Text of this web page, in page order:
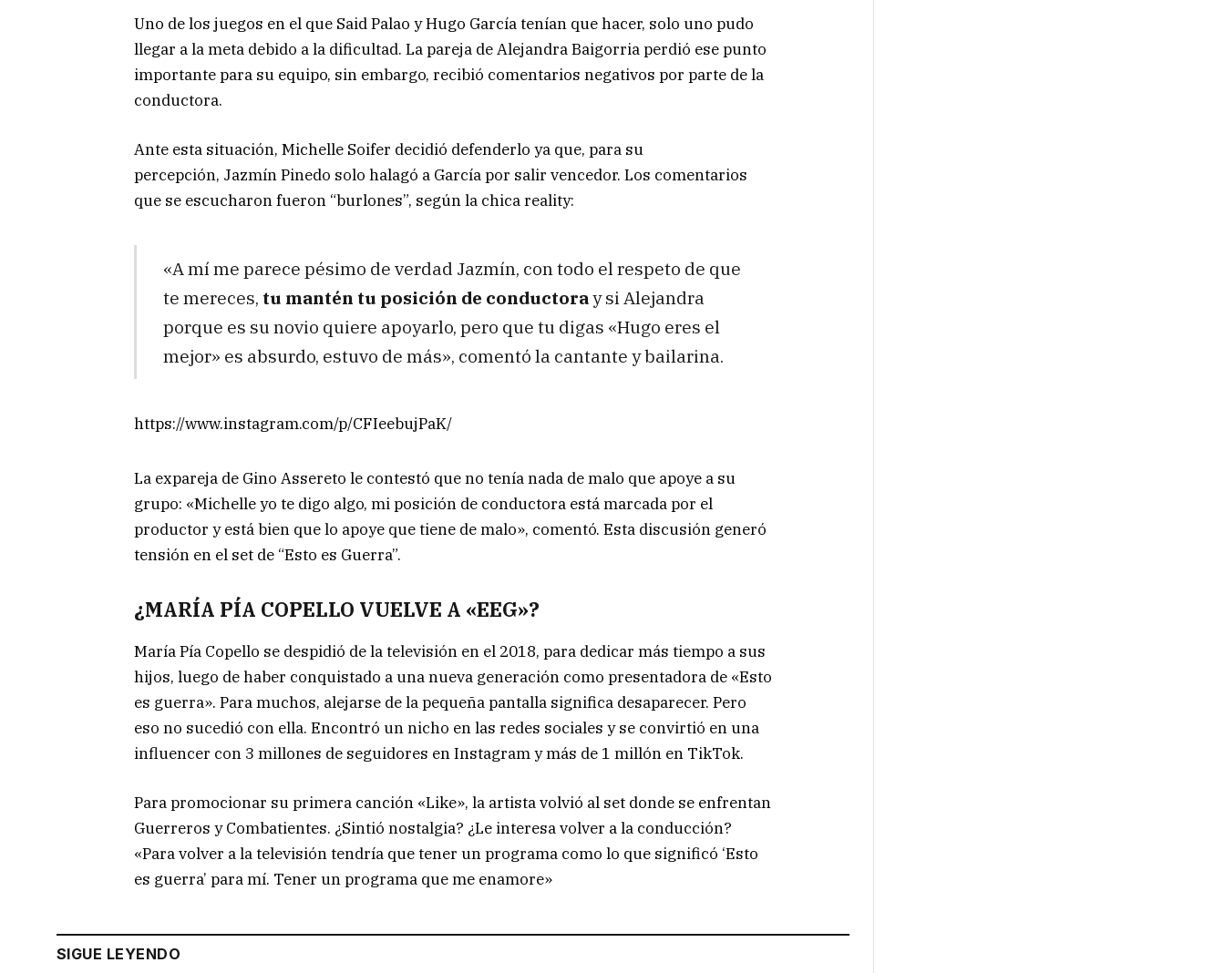
Uno de los juegos en el que Said Palao y Hugo García tenían que hacer, solo uno pudo
llegar a la meta debido a la dificultad. La pareja de Alejandra Baigorria perdió ese punto
importante para su equipo, sin embargo, recibió comentarios negativos por parte de la
conductora.
Ante esta situación, Michelle Soifer decidió defenderlo ya que, para su
percepción, Jazmín Pinedo solo halagó a García por salir vencedor. Los comentarios
que se escucharon fueron “burlones”, según la chica reality:
«A mí me parece pésimo de verdad Jazmín, con todo el respeto de que
te mereces, tu mantén tu posición de conductoray si Alejandra
porque es su novio quiere apoyarlo, pero que tu digas «Hugo eres el
mejor» es absurdo, estuvo de más», comentó la cantante y bailarina.
https://www.instagram.com/p/CFIeebujPaK/
La expareja de Gino Assereto le contestó que no tenía nada de malo que apoye a su
grupo: «Michelle yo te digo algo, mi posición de conductora está marcada por el
productor y está bien que lo apoye que tiene de malo», comentó. Esta discusión generó
tensión en el set de “Esto es Guerra”.
¿MARÍA PÍA COPELLO VUELVE A «EEG»?
María Pía Copello se despidió de la televisión en el 2018, para dedicar más tiempo a sus
hijos, luego de haber conquistado a una nueva generación como presentadora de «Esto
es guerra». Para muchos, alejarse de la pequeña pantalla significa desaparecer. Pero
eso no sucedió con ella. Encontró un nicho en las redes sociales y se convirtió en una
influencer con 3 millones de seguidores en Instagram y más de 1 millón en TikTok.
Para promocionar su primera canción «Like», la artista volvió al set donde se enfrentan
Guerreros y Combatientes. ¿Sintió nostalgia? ¿Le interesa volver a la conducción?
«Para volver a la televisión tendría que tener un programa como lo que significó ‘Esto
es guerra’ para mí. Tener un programa que me enamore»
SIGUE LEYENDO